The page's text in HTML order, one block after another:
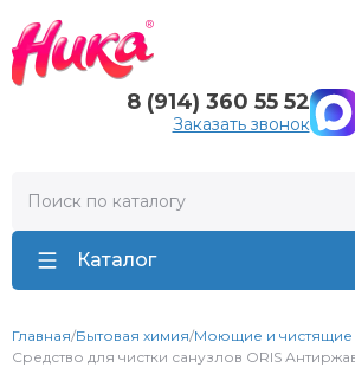
8 (914) 360 55 52
Заказать звонок
Каталог
Главная/Бытовая химия/Моющие и чистящие
Средство для чистки санузлов ORIS